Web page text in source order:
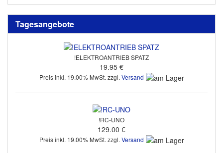
Tagesangebote
!ELEKTROANTRIEB SPATZ
19.95 €
Preis inkl. 19.00% MwSt. zzgl. Versand
!RC-UNO
129.00 €
Preis inkl. 19.00% MwSt. zzgl. Versand